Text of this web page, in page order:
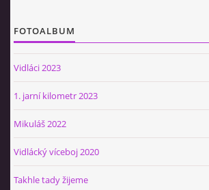
FOTOALBUM
Vidláci 2023
1. jarní kilometr 2023
Mikuláš 2022
Vidlácký víceboj 2020
Takhle tady žijeme